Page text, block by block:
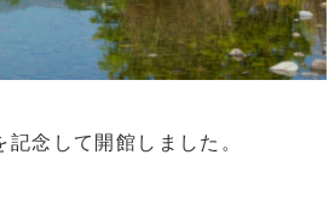
念して開館しました。